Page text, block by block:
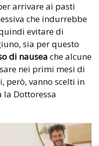
arrivare ai pasti
che indurrebbe
evitare di
sia per questo
di nausea che alcune
nei primi mesi di
però, vanno scelti in
la Dottoressa